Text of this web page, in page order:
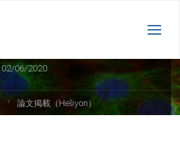
02/06/2020
論文掲載（Heliyon）